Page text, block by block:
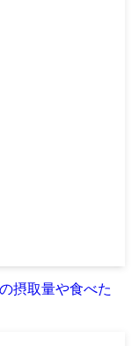
摂取量や食べた